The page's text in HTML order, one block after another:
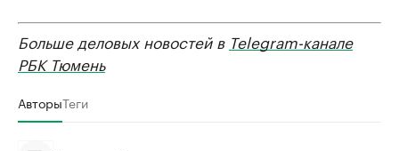
Больше деловых новостей в Telegram-канале
РБК Тюмень
АвторыТеги